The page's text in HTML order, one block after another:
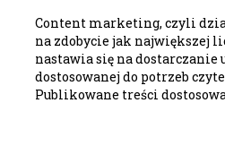
Content marketing, czyli
na zdobycie jak największej
nastawia się na
dostosowanej do potrzeb
Publikowane treści